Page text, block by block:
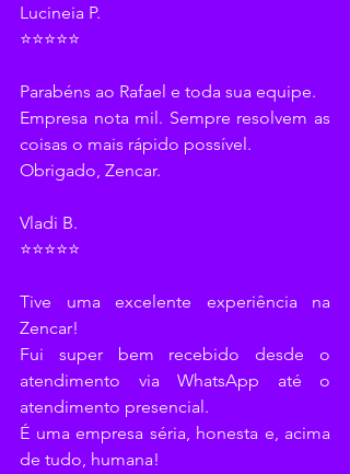
Lucineia P.
⭐⭐⭐⭐⭐
Parabéns ao Rafael e toda sua equipe.
Empresa nota mil. Sempre resolvem as
coisas o mais rápido possível.
Obrigado, Zencar.
Vladi B.
⭐⭐⭐⭐⭐
Tive uma excelente experiência na
Zencar!
Fui super bem recebido desde o
atendimento via WhatsApp até o
atendimento presencial.
É uma empresa séria, honesta e, acima
de tudo, humana!